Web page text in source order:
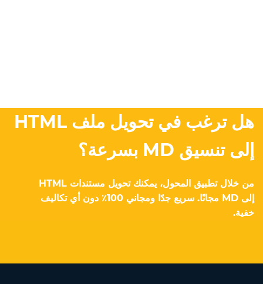
هل ترغب في تحويل ملف HTML
إلى تنسيق MD بسرعة؟
من خلال تطبيق المحول، يمكنك تحويل مستندات HTML
إلى MD مجانًا. سريع جدًا ومجاني 100٪ دون أي تكاليف
خفية.